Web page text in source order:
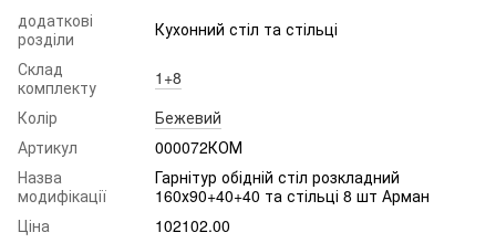
додаткові
розділи
Кухонний стіл та стільці
Склад
комплекту
1+8
Колір
Бежевий
Артикул
000072КОМ
Назва
модифікації
Гарнітур обідній стіл розкладний
160х90+40+40 та стільці 8 шт Арман
Ціна
102102.00